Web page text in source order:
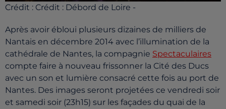
Crédit : Crédit : Débord de Loire -
Après avoir ébloui plusieurs dizaines de milliers de
Nantais en décembre 2014 avec l’illumination de la
cathédrale de Nantes, la compagnie Spectaculaires
compte faire à nouveau frissonner la Cité des Ducs
avec un son et lumière consacré cette fois au port de
Nantes. Des images seront projetées ce vendredi soir
et samedi soir (23h15) sur les façades du quai de la